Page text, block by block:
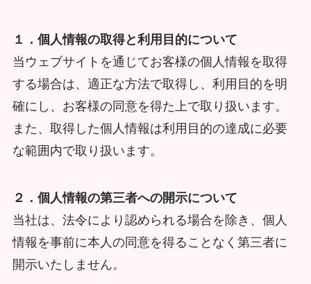
１．個人情報の取得と利用目的について
当ウェブサイトを通じてお客様の個人情報を取得
する場合は、適正な方法で取得し、利用目的を明
確にし、お客様の同意を得た上で取り扱います。
また、取得した個人情報は利用目的の達成に必要
な範囲内で取り扱います。
２．個人情報の第三者への開示について
当社は、法令により認められる場合を除き、個人
情報を事前に本人の同意を得ることなく第三者に
開示いたしません。